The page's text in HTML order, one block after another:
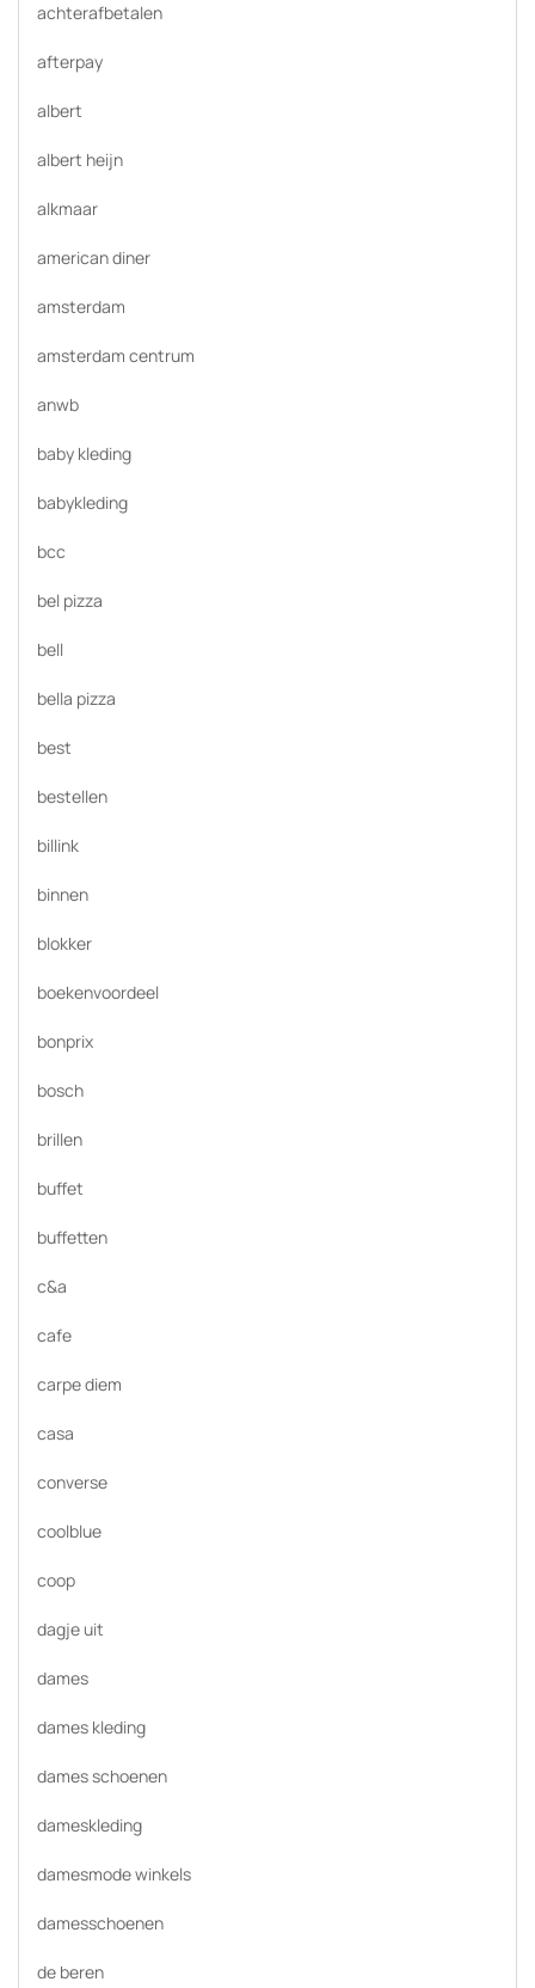
achterafbetalen
afterpay
albert
albert heijn
alkmaar
american diner
amsterdam
amsterdam centrum
anwb
baby kleding
babykleding
bcc
bel pizza
bell
bella pizza
best
bestellen
billink
binnen
blokker
boekenvoordeel
bonprix
bosch
brillen
buffet
buffetten
c&a
cafe
carpe diem
casa
converse
coolblue
coop
dagje uit
dames
dames kleding
dames schoenen
dameskleding
damesmode winkels
damesschoenen
de beren